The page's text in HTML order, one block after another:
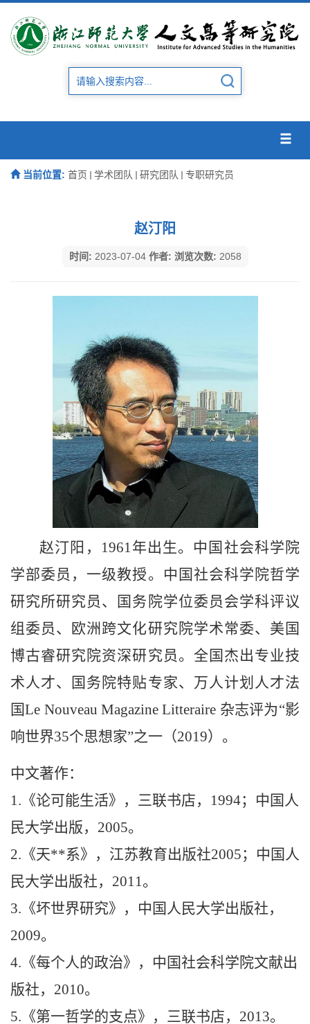
当前位置: 首页 学术团队 研究团队 专职研究员
赵汀阳
时间: 2023-07-04 作者: 浏览次数: 2058
赵汀阳， 1961年出生。中国社会科学院
学部委员，一级教授。中国社会科学院哲学
研究所研究员 、
国务院学位委员会学科评议
组委员 、 欧洲跨文化研究院学术常委、 美国
博古睿研究院资深研究员 。 全国杰出专业技
术人才、 国务院特贴专家、 万人计划人才法
国Le Nouveau Magazine Litteraire 杂志评为“影
响世界35个思想家”之一（2019）。
中文著作：
1. 《论可能生活》，三联书店， 1994；中国人
民大学出版， 2005。
2. 《天**系》，江苏教育出版社2005；中国人
民大学出版社， 2011。
3. 《坏世界研究》，中国人民大学出版社，
2009。
4. 《每个人的政治》，中国社会科学院文献出
版社， 2010。
5. 《第一哲学的支点》，三联书店， 2013。